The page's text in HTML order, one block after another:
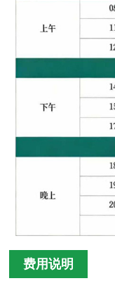
费用说明